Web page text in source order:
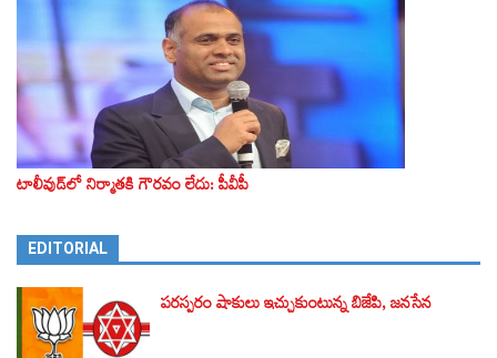
టాలీవుడ్‌లో నిర్మాతకి గౌరవం లేదు: పీవీపీ
EDITORIAL
పరస్పరం షాకులు ఇచ్చుకుంటున్న బిజేపి, జనసేన